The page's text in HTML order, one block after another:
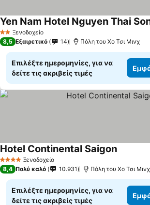
2 ΑστέριαΞενοδοχείο
Yen Nam Hotel Nguyen Thai
8,5 Εξαιρετικό 14 Πόλη του Χο Τσι Μινχ
Επιλέξτε ημερομηνίες, για να
δείτε τις ακριβείς τιμές
4 ΑστέριαΞενοδοχείο
Hotel Continental Saigon
8,4 Πολύ καλό 10.931 Πόλη του Χο Τσι Μινχ
Επιλέξτε ημερομηνίες, για να
δείτε τις ακριβείς τιμές